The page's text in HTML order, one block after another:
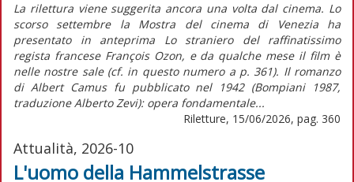
La rilettura viene suggerita ancora una volta dal cinema. Lo
scorso settembre la Mostra del cinema di Venezia ha
presentato in anteprima Lo straniero del raffinatissimo
regista francese François Ozon, e da qualche mese il film è
nelle nostre sale (cf. in questo numero a p. 361). Il romanzo
di Albert Camus fu pubblicato nel 1942 (Bompiani 1987,
traduzione Alberto Zevi): opera fondamentale...
Riletture, 15/06/2026, pag. 360
Attualità, 2026-10
L'uomo della Hammelstrasse